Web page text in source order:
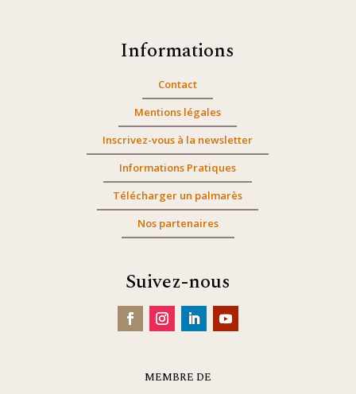
Informations
Contact
Mentions légales
Inscrivez-vous à la newsletter
Informations Pratiques
Télécharger un palmarès
Nos partenaires
Suivez-nous
MEMBRE DE